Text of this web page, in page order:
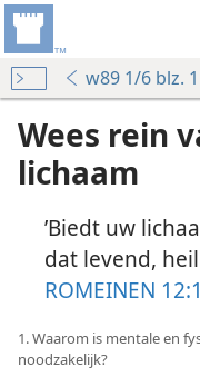
w89 1/6 blz.
Wees rein
lichaam
’Biedt uw
dat levend,
ROMEINEN 12:1
1. Waarom is mentale en
noodzakelijk?